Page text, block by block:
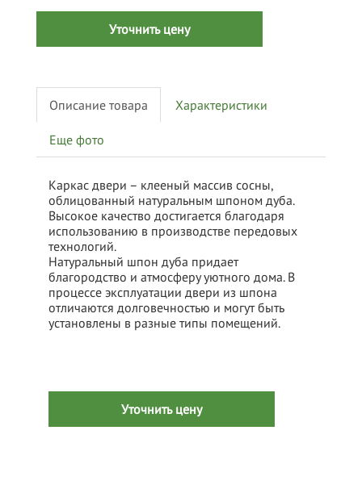
Уточнить цену
Описание товара Характеристики
Еще фото
Каркас двери – клееный массив сосны,
облицованный натуральным шпоном дуба.
Высокое качество достигается благодаря
использованию в производстве передовых
технологий.
Натуральный шпон дуба придает
благородство и атмосферу уютного дома. В
процессе эксплуатации двери из шпона
отличаются долговечностью и могут быть
установлены в разные типы помещений.
Уточнить цену